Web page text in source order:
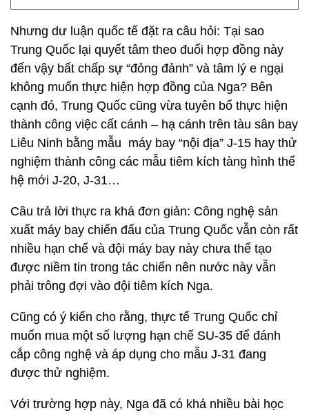
Nhưng dư luận quốc tế đặt ra câu hỏi: Tại sao
Trung Quốc lại quyết tâm theo đuổi hợp đồng này
đến vậy bất chấp sự “đỏng đảnh” và tâm lý e ngại
không muốn thực hiện hợp đồng của Nga? Bên
cạnh đó, Trung Quốc cũng vừa tuyên bố thực hiện
thành công việc cất cánh – hạ cánh trên tàu sân bay
Liêu Ninh bằng mẫu máy bay “nội địa” J-15 hay thử
nghiệm thành công các mẫu tiêm kích tàng hình thế
hệ mới J-20, J-31…
Câu trả lời thực ra khá đơn giản: Công nghệ sản
xuất máy bay chiến đấu của Trung Quốc vẫn còn rất
nhiều hạn chế và đội máy bay này chưa thể tạo
được niềm tin trong tác chiến nên nước này vẫn
phải trông đợi vào đội tiêm kích Nga.
Cũng có ý kiến cho rằng, thực tế Trung Quốc chỉ
muốn mua một số lượng hạn chế SU-35 để đánh
cắp công nghệ và áp dụng cho mẫu J-31 đang
được thử nghiệm.
Với trường hợp này, Nga đã có khá nhiều bài học